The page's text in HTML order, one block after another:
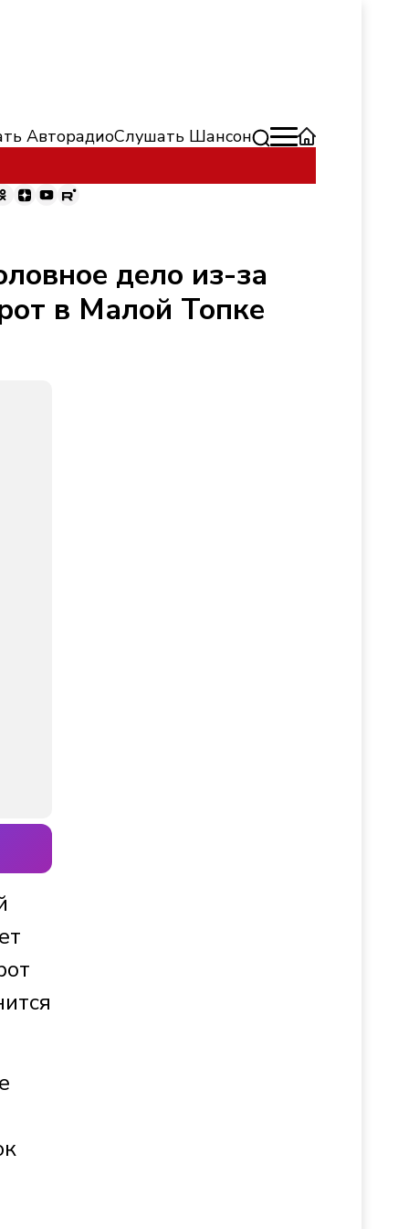
АвторадиоСлушать Шансон
дело из-за
в Малой Топке